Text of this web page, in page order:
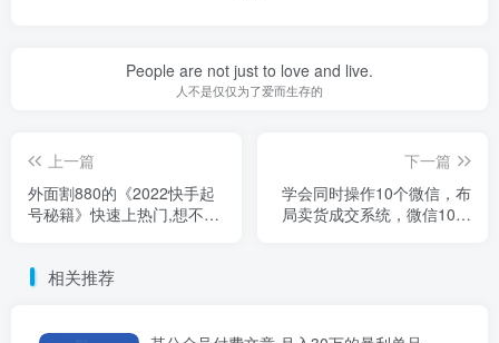
People are not just to love and live.
人不是仅仅为了爱而生存的
上一篇
外面割880的《2022快手起
号秘籍》快速上热门,想不上
下一篇
学会同时操作10个微信，布
局卖货成交系统，微信10大
相关推荐